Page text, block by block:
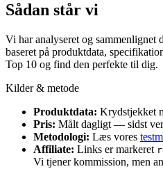
Sådan står vi
Vi har analyseret og sammenlignet
baseret på produktdata,
Top 10 og find den perfekte til dig.
Kilder & metode
Produktdata: Krydstjekket
Pris: Målt dagligt — sidst
Metodologi: Læs vores
Affiliate: Links er markeret
Vi tjener kommission, men